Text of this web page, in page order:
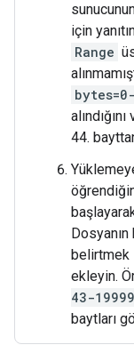
için
Range
44.
belirtmek
ekleyin.
43-
baytları